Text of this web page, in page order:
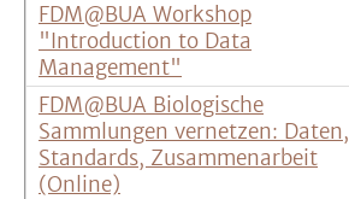
FDM@BUA Workshop
"Introduction to Data
Management"
FDM@BUA Biologische
Sammlungen vernetzen: Daten,
Standards, Zusammenarbeit
(Online)